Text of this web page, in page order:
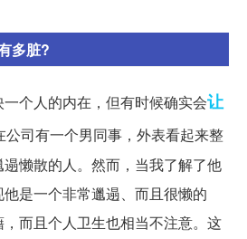
多脏?
个人的内在，但有时候确实会让
公司有一个男同事，外表看起来整
懒散的人。然而，当我了解了他
是一个非常邋遢、而且很懒的
而且个人卫生也相当不注意。这